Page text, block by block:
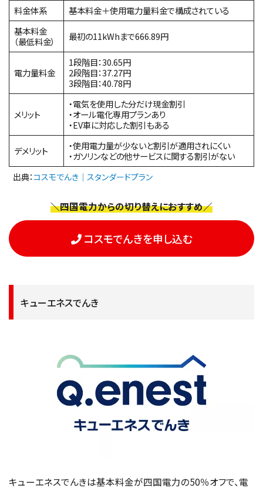
料金体系
基本料金＋使用電力量料金で構成されている
基本料金
（最低料金）
最初の11kWhまで666.89円
電力量料金
1段階目：30.65円
2段階目：37.27円
3段階目：40.78円
メリット
・電気を使用した分だけ現金割引
・オール電化専用プランあり
・EV車に対応した割引もある
デメリット
・使用電力量が少ないと割引が適用されにくい
・ガソリンなどの他サービスに関する割引がない
出典：コスモでんき｜スタンダードプラン
＼四国電力からの切り替えにおすすめ／
コスモでんきを申し込む
キューエネスでんき
キューエネスでんきは基本料金が四国電力の50％オフで、電